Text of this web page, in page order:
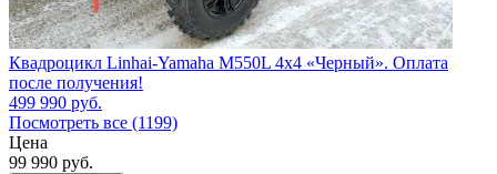
Квадроцикл Linhai-Yamaha M550L 4x4 «Черный». Оплата
после получения!
499 990 руб.
Посмотреть все (1199)
Цена
99 990 руб.